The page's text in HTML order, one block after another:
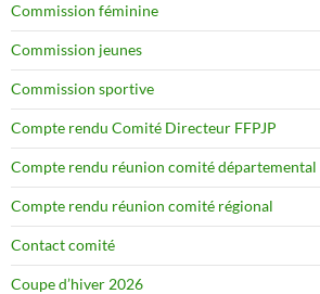
Commission féminine
Commission jeunes
Commission sportive
Compte rendu Comité Directeur FFPJP
Compte rendu réunion comité départemental
Compte rendu réunion comité régional
Contact comité
Coupe d’hiver 2026